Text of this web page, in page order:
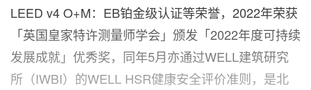
LEED v4 O+M：EB铂金级认证等荣誉，2022年荣获
「英国皇家特许测量师学会」颁发「2022年度可持续
发展成就」优秀奖，同年5月亦通过WELL建筑研究
所（IWBI）的WELL HSR健康安全评价准则，是北